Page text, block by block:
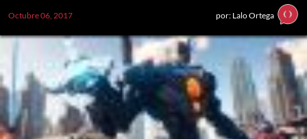
Octubre 06, 2017 por: Lalo Ortega